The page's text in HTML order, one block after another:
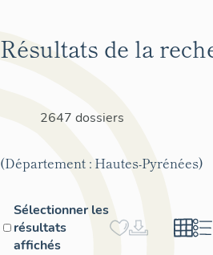
Résultats de la
2647 dossiers
(Département : Hautes-Pyrénées)
Sélectionner les
résultats
affichés